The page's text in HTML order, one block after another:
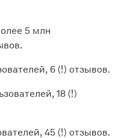
5 млн
6 (!) отзывов.
18 (!)
45 (!) отзывов.